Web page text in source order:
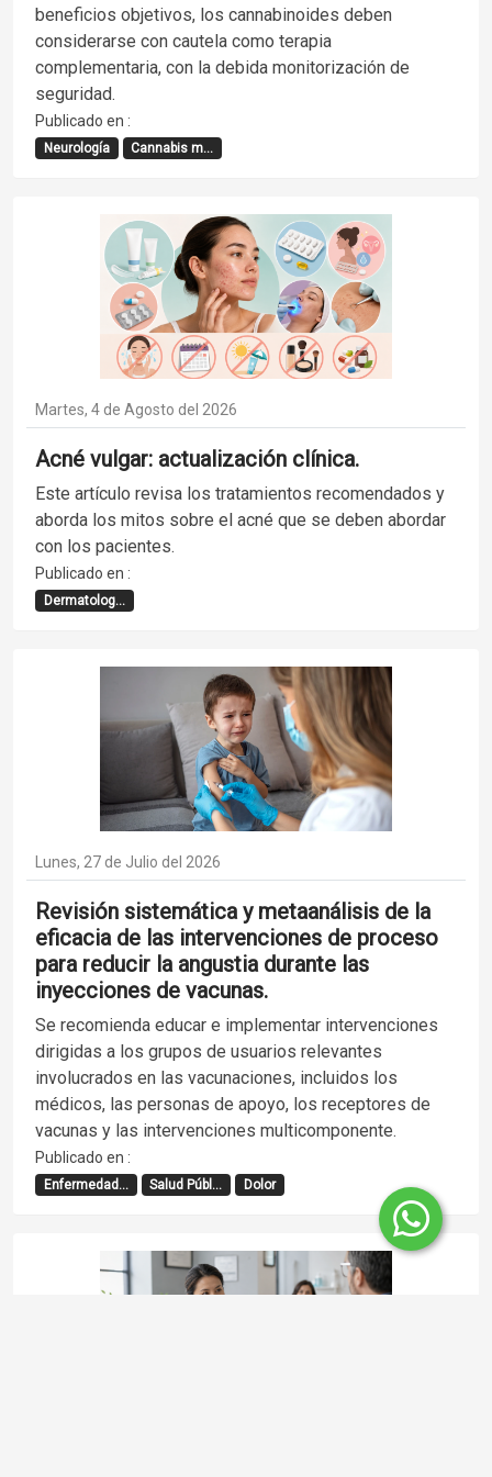
beneficios objetivos, los cannabinoides deben
considerarse con cautela como terapia
complementaria, con la debida monitorización de
seguridad.
Publicado en :
Neurología Cannabis m...
Martes, 4 de Agosto del 2026
Acné vulgar: actualización clínica.
Este artículo revisa los tratamientos recomendados y
aborda los mitos sobre el acné que se deben abordar
con los pacientes.
Publicado en :
Dermatolog...
Lunes, 27 de Julio del 2026
Revisión sistemática y metaanálisis de la
eficacia de las intervenciones de proceso
para reducir la angustia durante las
inyecciones de vacunas.
Se recomienda educar e implementar intervenciones
dirigidas a los grupos de usuarios relevantes
involucrados en las vacunaciones, incluidos los
médicos, las personas de apoyo, los receptores de
vacunas y las intervenciones multicomponente.
Publicado en :
Enfermedad... Salud Públ... Dolor